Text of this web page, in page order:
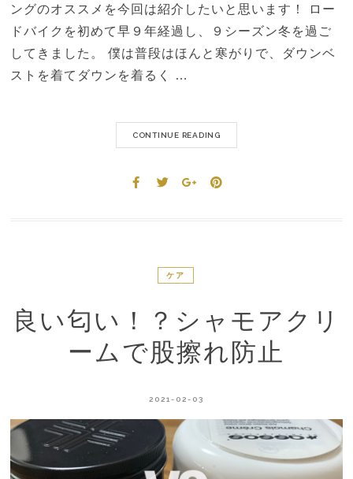
ングのオススメを今回は紹介したいと思います！ ロー
ドバイクを初めて早９年経過し、９シーズン冬を過ご
してきました。 僕は普段はほんと寒がりで、ダウンベ
ストを着てダウンを着るく …
CONTINUE READING
ケア
良い匂い！？シャモアクリ
ームで股擦れ防止
2021-02-03